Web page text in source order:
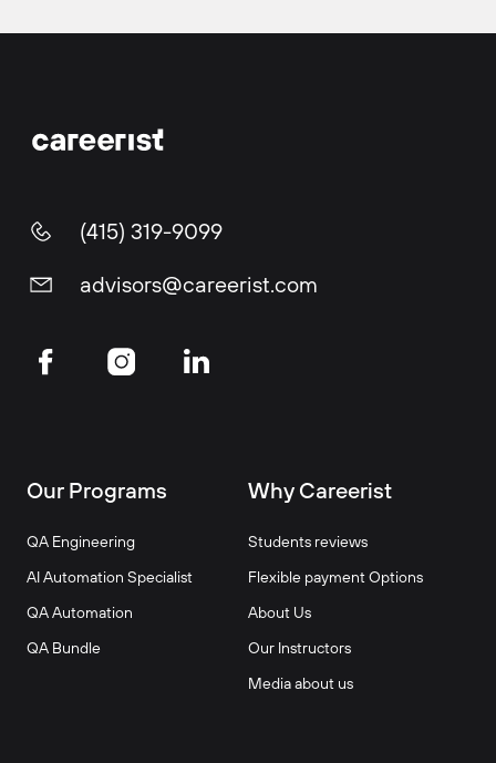
(415) 319-9099
advisors@careerist.com
Our Programs
QA Engineering
AI Automation Specialist
QA Automation
QA Bundle
Why Careerist
Students reviews
Flexible payment Options
About Us
Our Instructors
Media about us